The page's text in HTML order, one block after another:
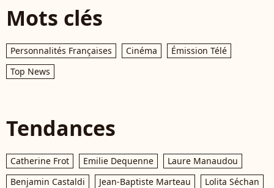
Mots clés
Personnalités Françaises Cinéma
Émission Télé
Top News
Tendances
Catherine Frot Emilie Dequenne
Laure Manaudou
Benjamin Castaldi
Jean-Baptiste Marteau
Lolita Séchan